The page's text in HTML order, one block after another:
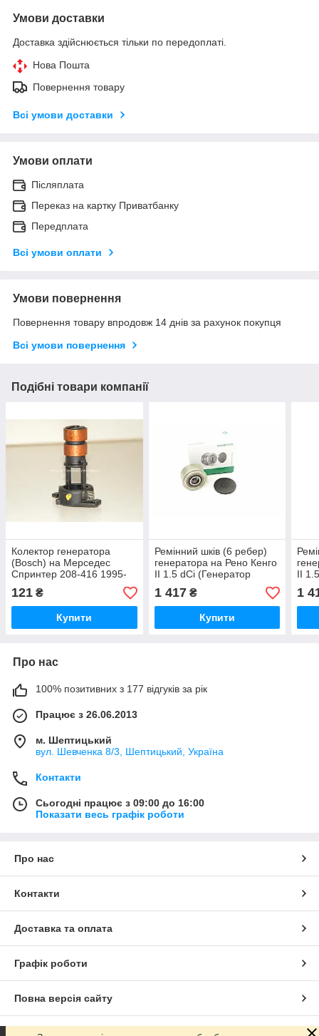
Умови доставки
Доставка здійснюється тільки по передоплаті.
Нова Пошта
Повернення товару
Всі умови доставки
Умови оплати
Післяплата
Переказ на картку Приватбанку
Передплата
Всі умови оплати
Умови повернення
Повернення товару впродовж 14 днів за рахунок покупця
Всі умови повернення
Подібні товари компанії
Колектор генератора
(Bosch) на Мерседес
Спринтер 208-416 1995-
2006 CARGO(Німеччина)
135172
121 ₴
Купити
Ремінний шків (6 ребер)
генератора на Рено Кенго
II 1.5 dCi (Генератор
Bosch) 2008->INA
(Німеччина) 535010210
1 417₴
Купити
II
1
Про нас
100% позитивних з 177 відгуків за рік
Працює з 26.06.2013
м. Шептицький
вул. Шевченка 8/3, Шептицький, Україна
Контакти
Сьогодні працює з 09:00 до 16:00
Показати весь графік роботи
Про нас
Контакти
Доставка та оплата
Графік роботи
Повна версія сайту
Сайт створено на маркетплейсі Prom.ua